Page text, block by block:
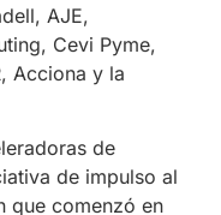
AJE,
Cevi Pyme,
Acciona y la
de
de impulso al
que comenzó en